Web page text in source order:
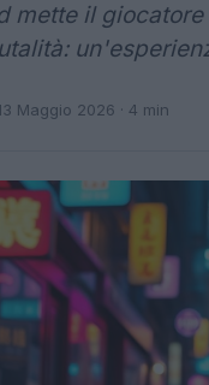
mette il
Maggio 2026 · 4 min